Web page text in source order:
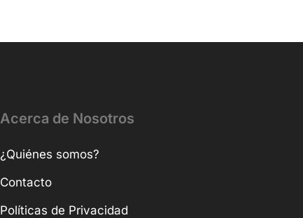
Acerca de Nosotros
¿Quiénes somos?
Contacto
Políticas de Privacidad